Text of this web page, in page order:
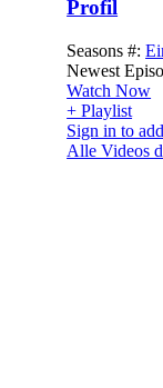
Profil
Seasons #:
Newest
Watch Now
+ Playlist
Sign in to
Alle Videos